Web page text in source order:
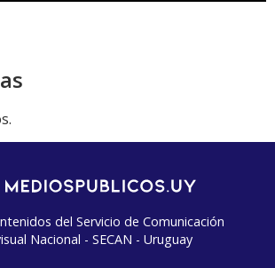
del Servicio de Comunicación
Nacional - SECAN - Uruguay